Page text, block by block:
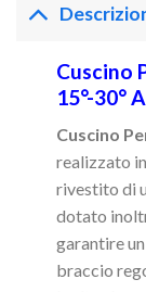
Cuscino
15°-30°
Cuscino
realizzato
rivestito di
dotato
garantire
braccio